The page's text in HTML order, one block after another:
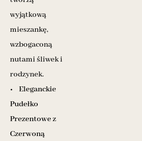
wyjątkową
mieszankę,
wzbogaconą
nutami śliwek i
rodzynek.
• Eleganckie
Pudełko
Prezentowe z
Czerwoną